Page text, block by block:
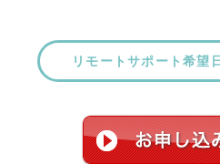
リモートサポート希望